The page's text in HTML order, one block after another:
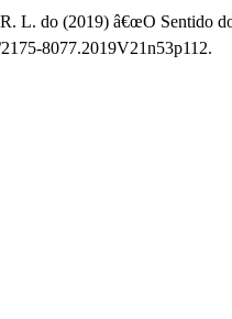
L. do (2019) â€œO Sentido
8077.2019V21n53p112.